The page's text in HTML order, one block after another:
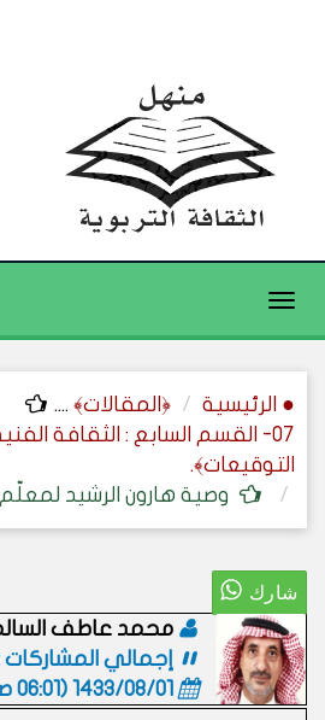
Toggle
● الرئيسية ﴿المقالات﴾ ....
07- القسم السابع : الثقافة
التوقيعات﴾.
وصية هارون الرشيد لمعلّم
محمد عاطف
إجمالي المشاركات :
1433/08/01 (06:01 صباحاً)